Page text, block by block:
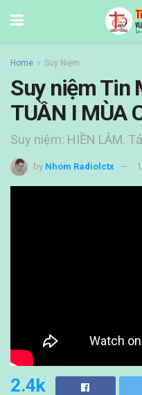
Home Suy Niệm
Suy niệm Tin
TUẦN I MÙA
Suy niệm: HIỀN LÂM.
by Nhóm Radiolctx
2.4k